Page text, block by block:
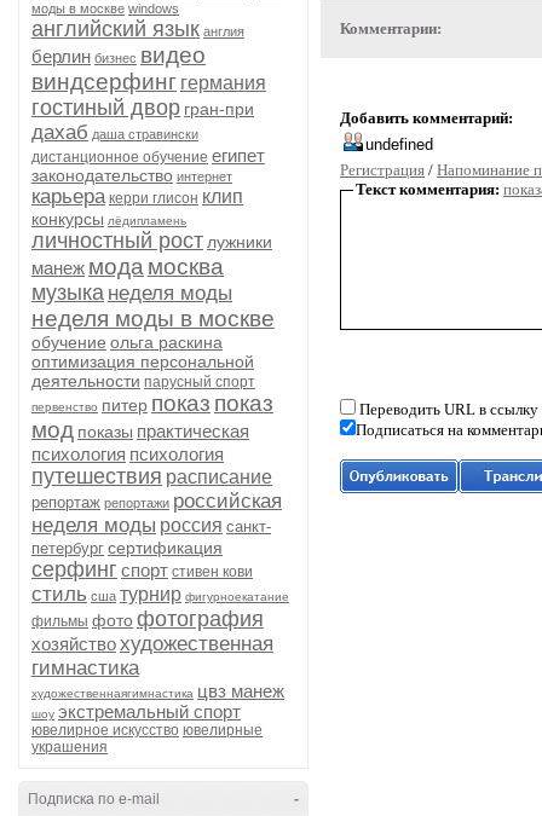
моды в москве windows
английский язык англия
берлин бизнес видео
виндсерфинг германия
гостиный двор гран-при
дахаб даша стравински
дистанционное обучение египет
законодательство интернет
карьера керри глисон клип
конкурсы лёдипламень
личностный рост лужники
манеж мода москва
музыка неделя моды
неделя моды в москве
обучение ольга раскина
оптимизация персональной
деятельности парусный спорт
первенство питер показ показ
мод показы практическая
психология психология
путешествия расписание
репортаж репортажи российская
неделя моды россия санкт-
петербург сертификация
серфинг спорт стивен кови
стиль сша турнир фигурноекатание
фильмы фотофотография
хозяйствохудожественная
гимнастика
художественнаягимнастика цвз манеж
шоу экстремальный спорт
ювелирное искусство ювелирные
украшения
-
Подписка по e-mail
Комментарии:
Добавить комментарий:
Регистрация / Напоминание
Текст комментария:
Переводить URL в ссылку
Подписаться на